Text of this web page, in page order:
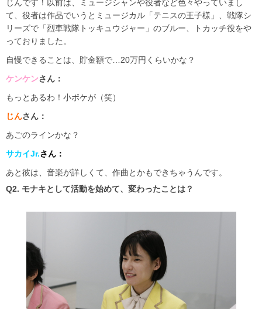
じんです！以前は、ミュージシャンや役者など色々やっていまし
て、役者は作品でいうとミュージカル「テニスの王子様」、戦隊シ
リーズで「烈車戦隊トッキュウジャー」のブルー、トカッチ役をや
っておりました。
自慢できることは、貯金額で…20万円くらいかな？
ケンケンさん：
もっとあるわ！小ボケが（笑）
じんさん：
あごのラインかな？
サカイJr.さん：
あと彼は、音楽が詳しくて、作曲とかもできちゃうんです。
Q2. モナキとして活動を始めて、変わったことは？